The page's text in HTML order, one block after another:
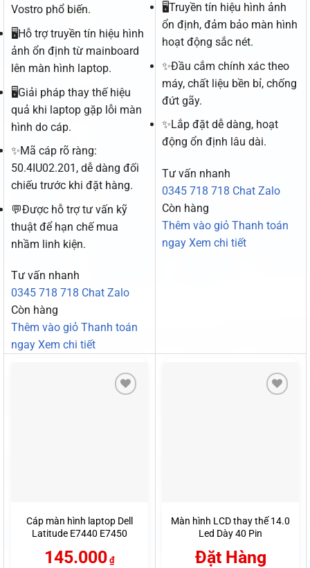
Vostro phổ biến.
🖥️Hỗ trợ truyền tín hiệu hình
ảnh ổn định từ mainboard
lên màn hình laptop.
🖥️Giải pháp thay thế hiệu
quả khi laptop gặp lỗi màn
hình do cáp.
✨Mã cáp rõ ràng:
50.4IU02.201, dễ dàng đối
chiếu trước khi đặt hàng.
💬Được hỗ trợ tư vấn kỹ
thuật để hạn chế mua
nhầm linh kiện.
Tư vấn nhanh
0345 718 718 Chat Zalo
Còn hàng
Thêm vào giỏ Thanh toán
ngay Xem chi tiết
🖥️Truyền tín hiệu hình ảnh
ổn định, đảm bảo màn hình
hoạt động sắc nét.
✨Đầu cắm chính xác theo
máy, chất liệu bền bỉ, chống
đứt gãy.
✨Lắp đặt dễ dàng, hoạt
động ổn định lâu dài.
Tư vấn nhanh
0345 718 718 Chat Zalo
Còn hàng
Thêm vào giỏ Thanh toán
ngay Xem chi tiết
Cáp màn hình laptop Dell
Latitude E7440 E7450
RK5DW 30Pin Không Cảm
145.000 ₫
Màn hình LCD thay thế 14.0
Led Dày 40 Pin
Đặt Hàng